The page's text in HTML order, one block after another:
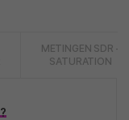
METINGEN SDR -
SATURATION